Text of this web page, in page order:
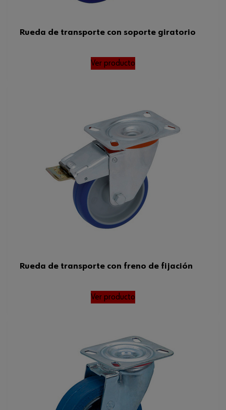
Rueda de transporte con soporte giratorio
Ver producto
Rueda de transporte con freno de fijación
Ver producto